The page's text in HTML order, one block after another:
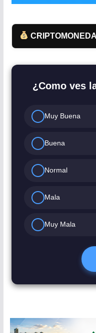
¿Como ves
Muy Buena
Buena
Normal
Mala
Muy Mala